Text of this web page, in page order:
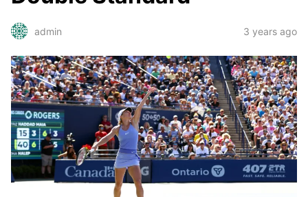
admin 3 years ago